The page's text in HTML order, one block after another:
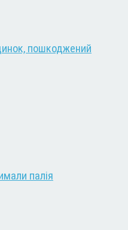
пошкоджений
палія